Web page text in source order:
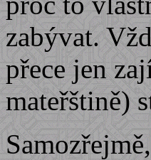
zabývat.
přece jen
mateřštině)